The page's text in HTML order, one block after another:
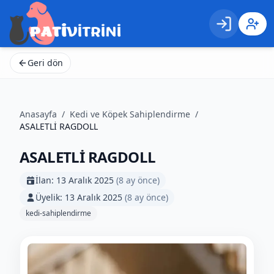
Giriş Kayıt
Geri dön
Anasayfa / Kedi ve Köpek Sahiplendirme /
ASALETLİ RAGDOLL
ASALETLİ RAGDOLL
İlan: 13 Aralık 2025 (8 ay önce)
Üyelik: 13 Aralık 2025 (8 ay önce)
kedi-sahiplendirme